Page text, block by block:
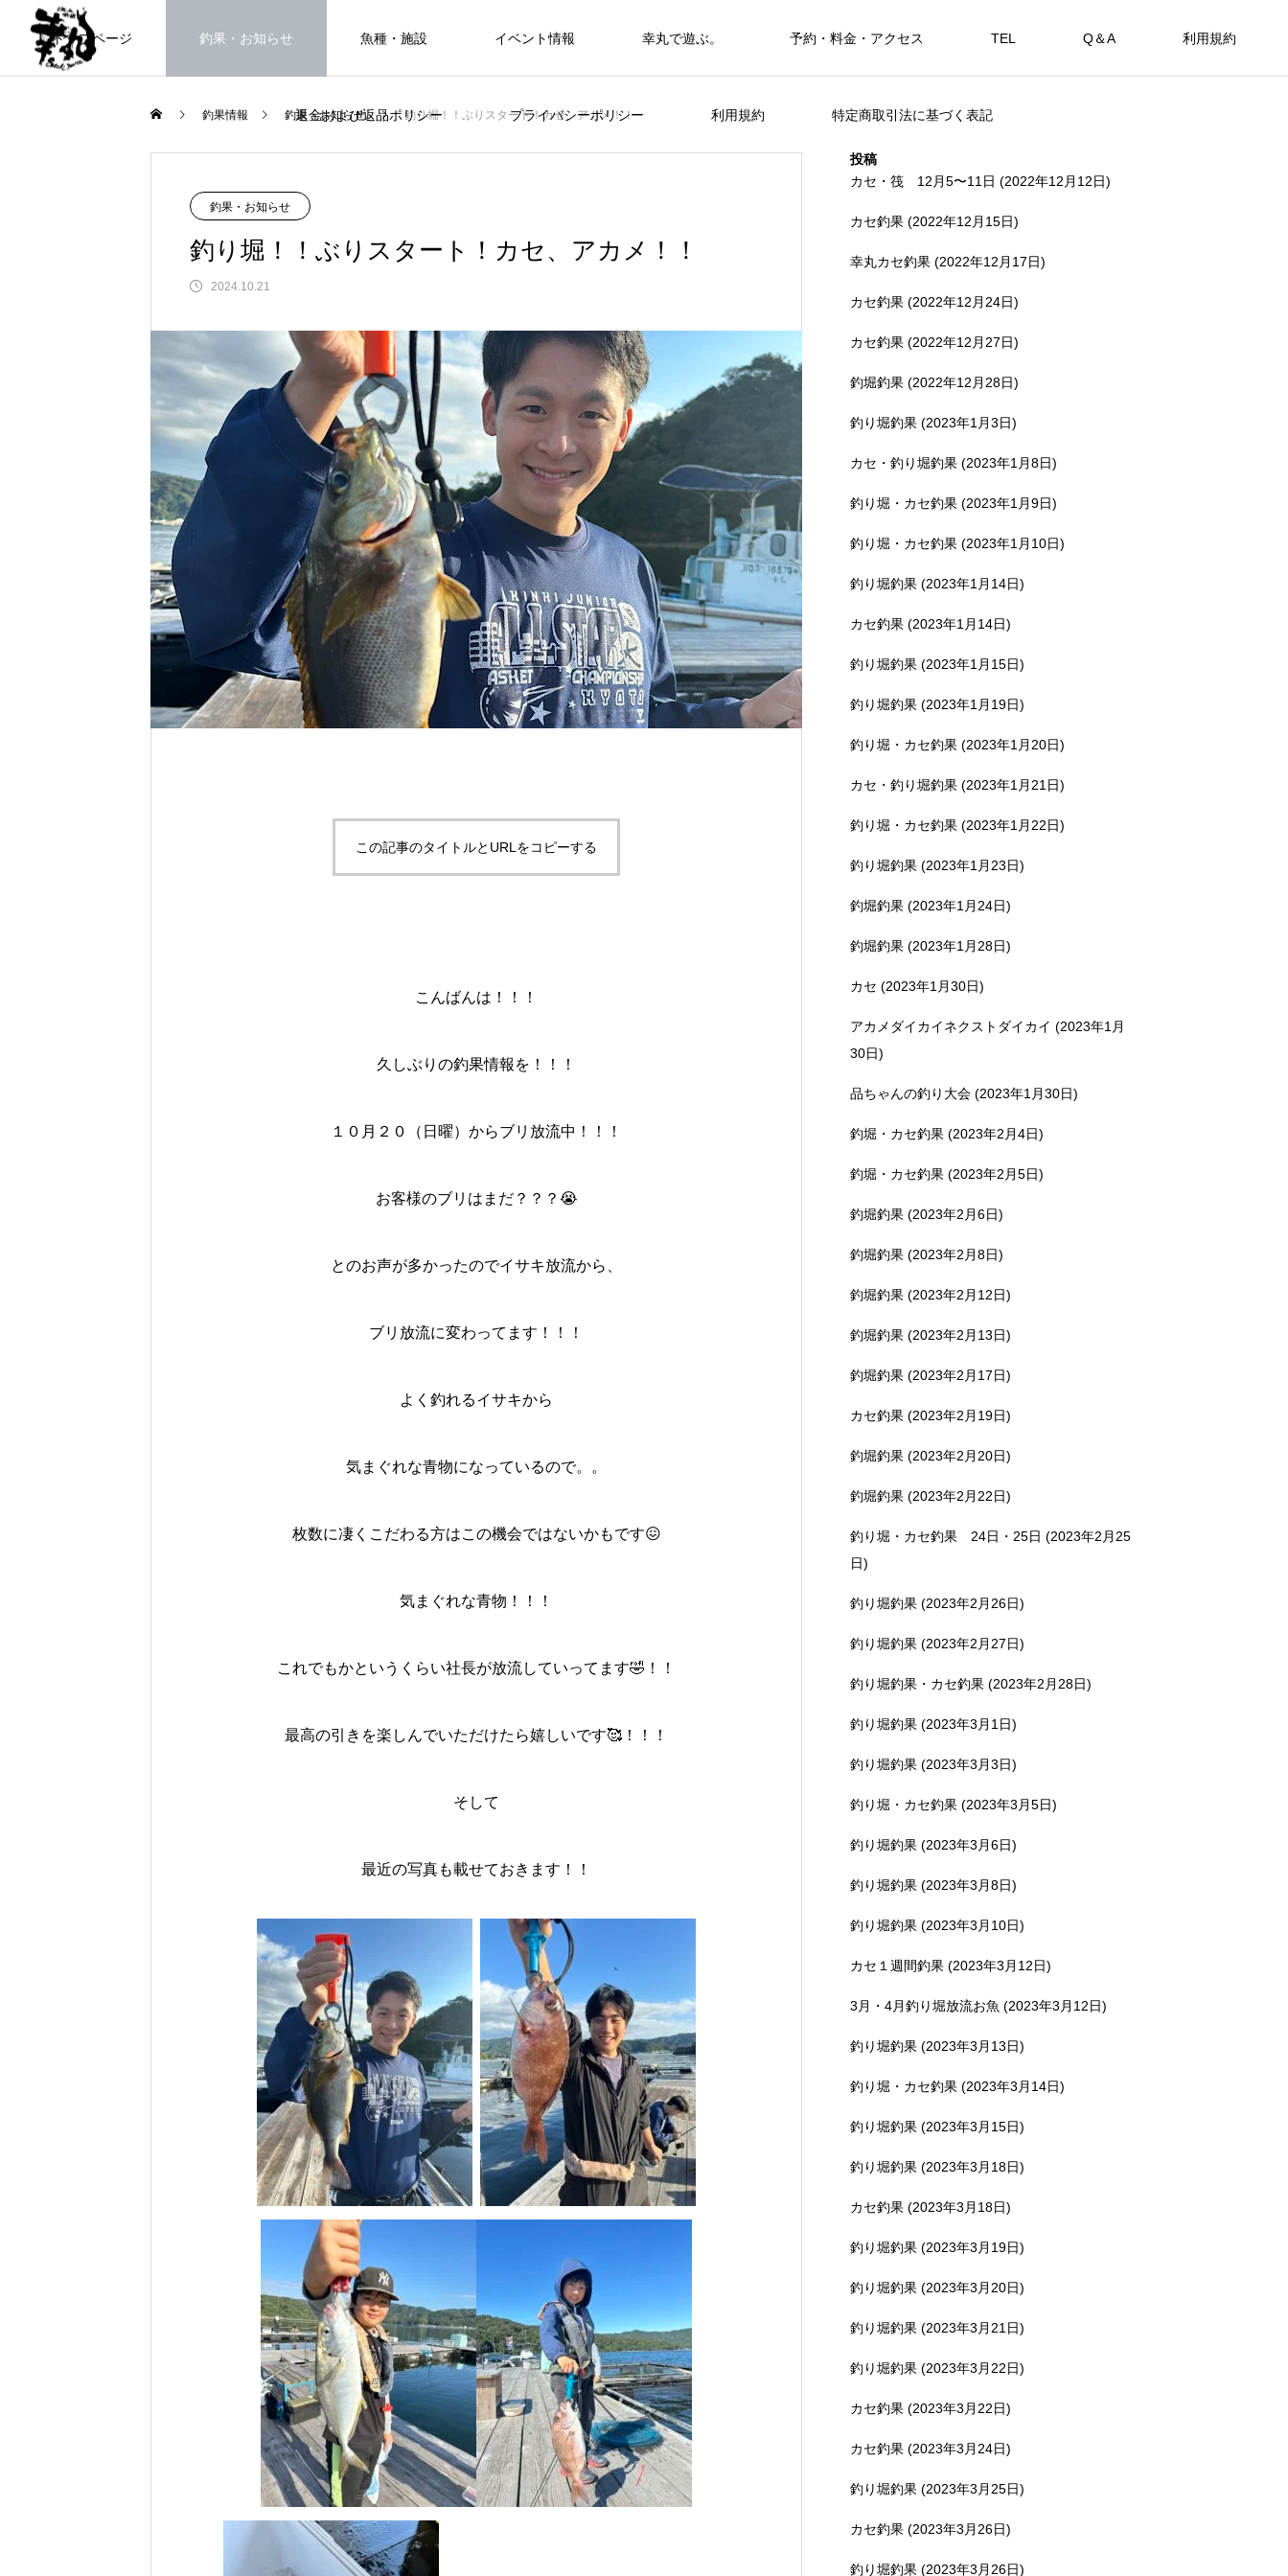
トップページ 釣果・お知らせ 魚種・施設 イベント情報 幸丸で遊ぶ。 予約・料金・アクセス TEL Q＆A 利用規約
返金および返品ポリシー プライバシーポリシー 利用規約 特定商取引法に基づく表記
高知県唯一の海上釣堀。さぁ釣りまく
れ！！
筏・カセ
山に囲まれた浦ノ内湾 大自然の中釣り
に没頭できます。
SHOP
FEATURE
自分だけのエサを作ってみよう。 黒鯛を狙おう！
ヒラメを狙おう。
釣果情報 釣果・お知らせ 釣り堀！！ぶりスタート！カセ、アカメ！！
釣果・お知らせ
釣り堀！！ぶりスタート！カセ、アカメ！！
2024.10.21
この記事のタイトルとURLをコピーする
こんばんは！！！
久しぶりの釣果情報を！！！
１０月２０（日曜）からブリ放流中！！！
お客様のブリはまだ？？？😭
とのお声が多かったのでイサキ放流から、
ブリ放流に変わってます！！！
よく釣れるイサキから
気まぐれな青物になっているので。。
枚数に凄くこだわる方はこの機会ではないかもです😖
気まぐれな青物！！！
これでもかというくらい社長が放流していってます🤣！！
最高の引きを楽しんでいただけたら嬉しいです🥰！！！
そして
最近の写真も載せておきます！！
投稿
カセ・筏 12月5〜11日 (2022年12月12日)
カセ釣果 (2022年12月15日)
幸丸カセ釣果 (2022年12月17日)
カセ釣果 (2022年12月24日)
カセ釣果 (2022年12月27日)
釣堀釣果 (2022年12月28日)
釣り堀釣果 (2023年1月3日)
カセ・釣り堀釣果 (2023年1月8日)
釣り堀・カセ釣果 (2023年1月9日)
釣り堀・カセ釣果 (2023年1月10日)
釣り堀釣果 (2023年1月14日)
カセ釣果 (2023年1月14日)
釣り堀釣果 (2023年1月15日)
釣り堀釣果 (2023年1月19日)
釣り堀・カセ釣果 (2023年1月20日)
カセ・釣り堀釣果 (2023年1月21日)
釣り堀・カセ釣果 (2023年1月22日)
釣り堀釣果 (2023年1月23日)
釣堀釣果 (2023年1月24日)
釣堀釣果 (2023年1月28日)
カセ (2023年1月30日)
アカメダイカイネクストダイカイ (2023年1月
30日)
品ちゃんの釣り大会 (2023年1月30日)
釣堀・カセ釣果 (2023年2月4日)
釣堀・カセ釣果 (2023年2月5日)
釣堀釣果 (2023年2月6日)
釣堀釣果 (2023年2月8日)
釣堀釣果 (2023年2月12日)
釣堀釣果 (2023年2月13日)
釣堀釣果 (2023年2月17日)
カセ釣果 (2023年2月19日)
釣堀釣果 (2023年2月20日)
釣堀釣果 (2023年2月22日)
釣り堀・カセ釣果 24日・25日 (2023年2月25
日)
釣り堀釣果 (2023年2月26日)
釣り堀釣果 (2023年2月27日)
釣り堀釣果・カセ釣果 (2023年2月28日)
釣り堀釣果 (2023年3月1日)
釣り堀釣果 (2023年3月3日)
釣り堀・カセ釣果 (2023年3月5日)
釣り堀釣果 (2023年3月6日)
釣り堀釣果 (2023年3月8日)
釣り堀釣果 (2023年3月10日)
カセ１週間釣果 (2023年3月12日)
3月・4月釣り堀放流お魚 (2023年3月12日)
釣り堀釣果 (2023年3月13日)
釣り堀・カセ釣果 (2023年3月14日)
釣り堀釣果 (2023年3月15日)
釣り堀釣果 (2023年3月18日)
カセ釣果 (2023年3月18日)
釣り堀釣果 (2023年3月19日)
釣り堀釣果 (2023年3月20日)
釣り堀釣果 (2023年3月21日)
釣り堀釣果 (2023年3月22日)
カセ釣果 (2023年3月22日)
カセ釣果 (2023年3月24日)
釣り堀釣果 (2023年3月25日)
カセ釣果 (2023年3月26日)
釣り堀釣果 (2023年3月26日)